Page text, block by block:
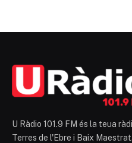
U Ràdio 101.9 FM és la teua
Terres de l'Ebre i Baix Maestrat.